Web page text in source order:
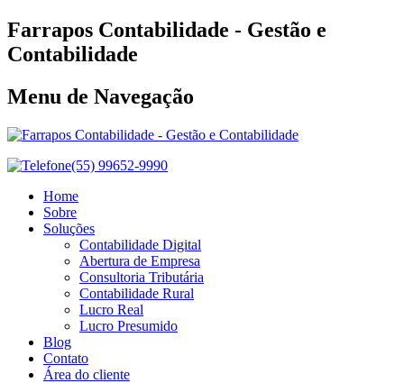
Farrapos Contabilidade - Gestão e
Contabilidade
Menu de Navegação
(55) 99652-9990
Home
Sobre
Soluções
Contabilidade Digital
Abertura de Empresa
Consultoria Tributária
Contabilidade Rural
Lucro Real
Lucro Presumido
Blog
Contato
Área do cliente